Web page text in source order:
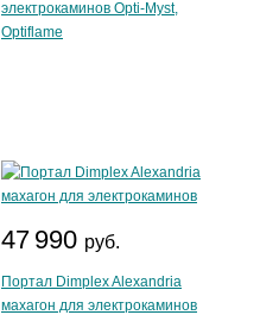
электрокаминов Opti-Myst,
Optiflame
47 990 руб.
Портал Dimplex Alexandria
махагон для электрокаминов